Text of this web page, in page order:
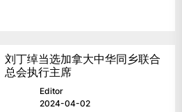
刘丁绰当选加拿大中华同乡联合
总会执行主席
Editor
2024-04-02